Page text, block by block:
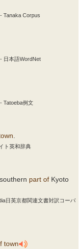
- Tanaka Corpus
- 日本語WordNet
- Tatoeba例文
ト英和辞典
, southern part of Kyoto
日英京都関連文書対訳コーパ
town